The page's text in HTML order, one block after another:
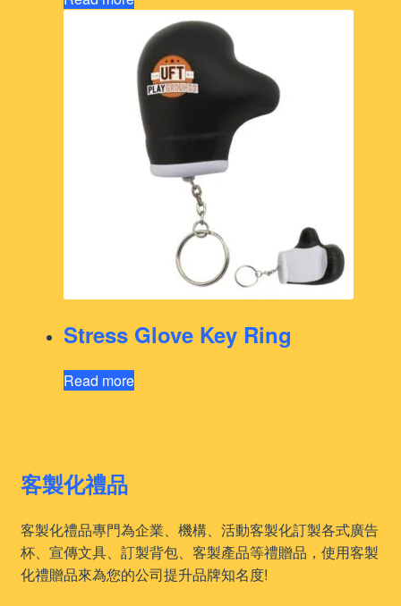
Stress Glove Key Ring
Read more
客製化禮品
客製化禮品專門為企業、機構、活動客製化訂製各式廣告
杯、宣傳文具、訂製背包、客製產品等禮贈品，使用客製
化禮贈品來為您的公司提升品牌知名度!